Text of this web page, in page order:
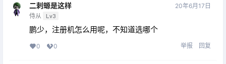
二刺螈是这样
侍从 Lv3
20年6月17日
鹏少，注册机怎么用呢，不知道选哪个
0 0 举报 回复